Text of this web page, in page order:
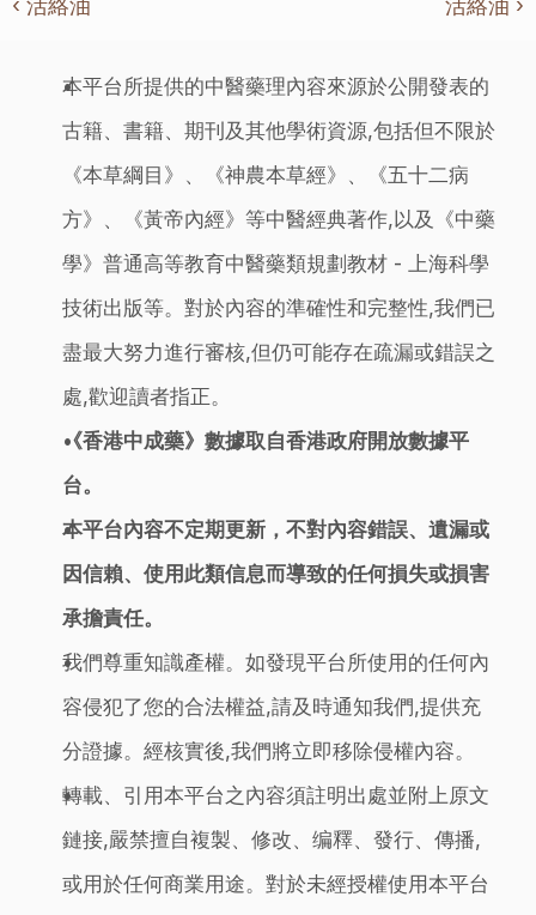
‹ 活絡油
活絡油 ›
本平台所提供的中醫藥理內容來源於公開發表的
古籍、書籍、期刊及其他學術資源,包括但不限於
《本草綱目》、《神農本草經》、《五十二病
方》、《黃帝內經》等中醫經典著作,以及《中藥
學》普通高等教育中醫藥類規劃教材 - 上海科學
技術出版等。對於內容的準確性和完整性,我們已
盡最大努力進行審核,但仍可能存在疏漏或錯誤之
處,歡迎讀者指正。
《香港中成藥》數據取自香港政府開放數據平
台。
本平台內容不定期更新，不對內容錯誤、遺漏或
因信賴、使用此類信息而導致的任何損失或損害
承擔責任。
我們尊重知識產權。如發現平台所使用的任何內
容侵犯了您的合法權益,請及時通知我們,提供充
分證據。經核實後,我們將立即移除侵權內容。
轉載、引用本平台之內容須註明出處並附上原文
鏈接,嚴禁擅自複製、修改、编釋、發行、傳播,
或用於任何商業用途。對於未經授權使用本平台